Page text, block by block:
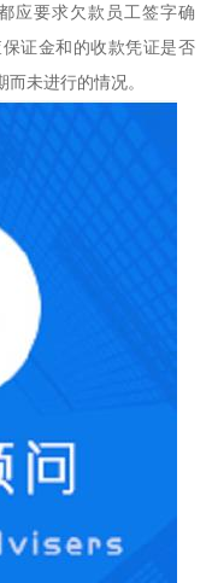
应要求欠款员工签字确
证金和的收款凭证是否
未进行的情况。